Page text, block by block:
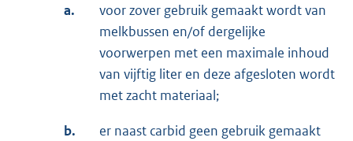
a.
voor zover gebruik gemaakt wordt van
melkbussen en/of dergelijke
voorwerpen met een maximale inhoud
van vijftig liter en deze afgesloten wordt
met zacht materiaal;
b.
er naast carbid geen gebruik gemaakt